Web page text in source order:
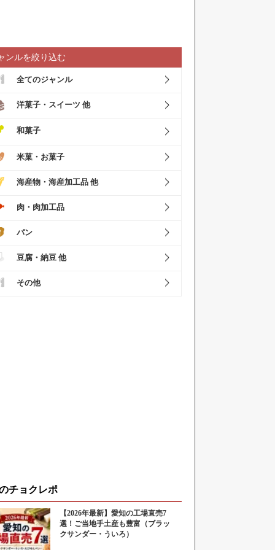
ンルを絞り込む
全てのジャンル
洋菓子・スイーツ 他
和菓子
米菓・お菓子
海産物・海産加工品 他
肉・肉加工品
パン
豆腐・納豆 他
その他
チョクレポ
【2026年最新】愛知の工場直売7
選！ご当地手土産も豊富（ブラッ
クサンダー・ういろ）